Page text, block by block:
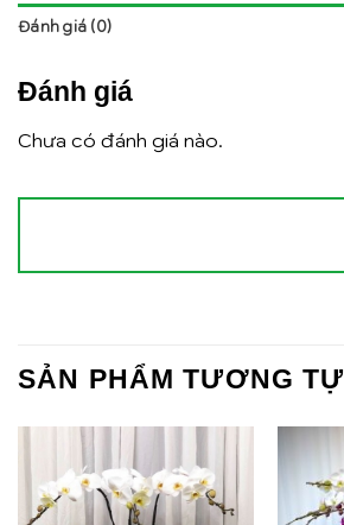
Đánh giá (0)
Đánh giá
Chưa có đánh giá nào.
SẢN PHẨM TƯƠNG TỰ